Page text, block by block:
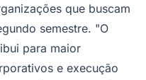
que buscam
semestre. "O
para maior
e execução